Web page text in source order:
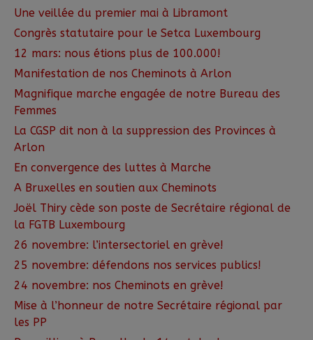
Une veillée du premier mai à Libramont
Congrès statutaire pour le Setca Luxembourg
12 mars: nous étions plus de 100.000!
Manifestation de nos Cheminots à Arlon
Magnifique marche engagée de notre Bureau des
Femmes
La CGSP dit non à la suppression des Provinces à
Arlon
En convergence des luttes à Marche
A Bruxelles en soutien aux Cheminots
Joël Thiry cède son poste de Secrétaire régional de
la FGTB Luxembourg
26 novembre: l’intersectoriel en grève!
25 novembre: défendons nos services publics!
24 novembre: nos Cheminots en grève!
Mise à l’honneur de notre Secrétaire régional par
les PP